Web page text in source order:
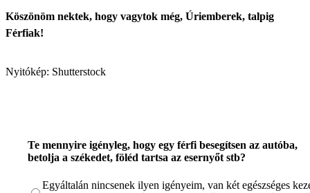
Köszönöm nektek, hogy vagytok még, Úriemberek, talpig
Férfiak!
Nyitókép: Shutterstock
Te mennyire igényleg, hogy egy férfi besegítsen az autóba,
betolja a székedet, föléd tartsa az esernyőt stb?
Egyáltalán nincsenek ilyen igényeim, van két egészséges